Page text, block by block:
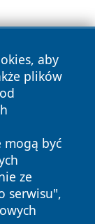
aby
plików
mogą być
ze
serwisu",
prawa
Polityka
Cookies